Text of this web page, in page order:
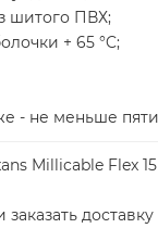
шитого ПВХ;
+ 65 °C;
- не меньше
Millicable